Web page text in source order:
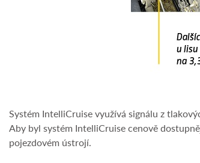
Systém IntelliCruise využívá signálu z
Aby byl systém IntelliCruise cenově
pojezdovém ústrojí.